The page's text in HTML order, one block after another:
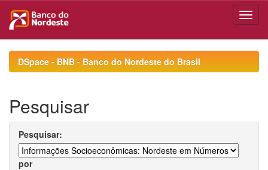
navigationDSpace - BNB - Banco do Nordeste do Brasil
Pesquisar
Pesquisar:
por